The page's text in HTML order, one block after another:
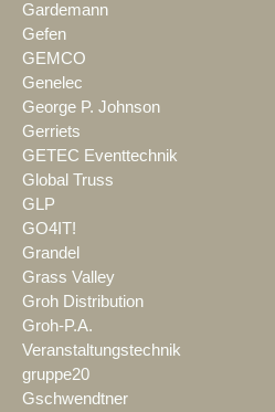
Gardemann
Gefen
GEMCO
Genelec
George P. Johnson
Gerriets
GETEC Eventtechnik
Global Truss
GLP
GO4IT!
Grandel
Grass Valley
Groh Distribution
Groh-P.A.
Veranstaltungstechnik
gruppe20
Gschwendtner